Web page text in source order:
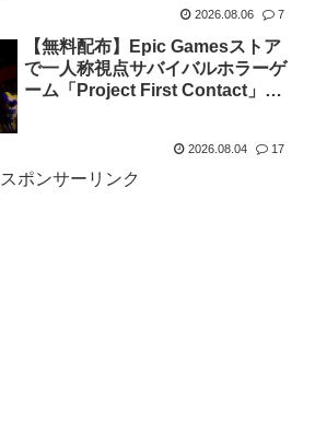
2026.08.06 7
【無料配布】Epic Gamesストア
で一人称視点サバイバルホラーゲ
ーム「Project First Contact」が
2026.08.04 17
スポンサーリンク